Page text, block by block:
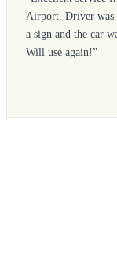
Airport. Driver
a sign and the car
Will use again!”